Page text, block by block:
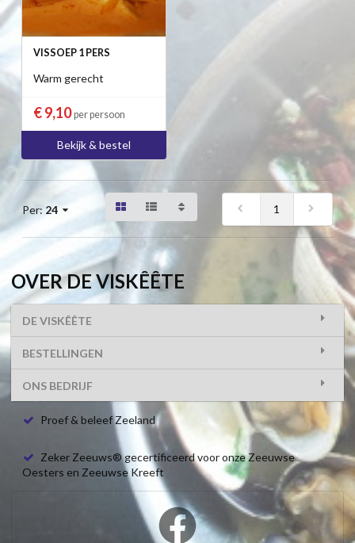
VISSOEP 1 PERS
Warm gerecht
€ 9,10per persoon
Bekijk & bestel
Per: 24 1
OVER DE VISKÊÊTE
DE VISKÊÊTE
BESTELLINGEN
ONS BEDRIJF
Proef & beleef Zeeland
Zeker Zeeuws® gecertificeerd voor onze Zeeuwse
Oesters en Zeeuwse Kreeft